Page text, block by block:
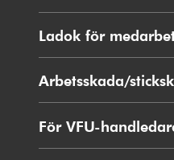
Ladok för
Arbetsskada/
För VFU-